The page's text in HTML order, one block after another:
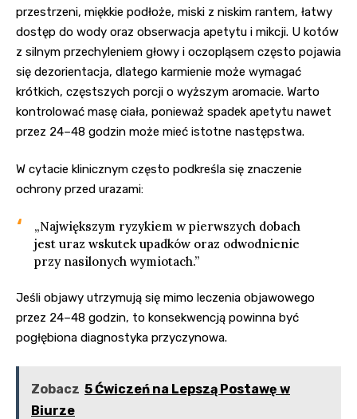
przestrzeni, miękkie podłoże, miski z niskim rantem, łatwy
dostęp do wody oraz obserwacja apetytu i mikcji. U kotów
z silnym przechyleniem głowy i oczopląsem często pojawia
się dezorientacja, dlatego karmienie może wymagać
krótkich, częstszych porcji o wyższym aromacie. Warto
kontrolować masę ciała, ponieważ spadek apetytu nawet
przez 24–48 godzin może mieć istotne następstwa.
W cytacie klinicznym często podkreśla się znaczenie
ochrony przed urazami:
„Największym ryzykiem w pierwszych dobach
jest uraz wskutek upadków oraz odwodnienie
przy nasilonych wymiotach.”
Jeśli objawy utrzymują się mimo leczenia objawowego
przez 24–48 godzin, to konsekwencją powinna być
pogłębiona diagnostyka przyczynowa.
Zobacz 5 Ćwiczeń na Lepszą Postawę w
Biurze